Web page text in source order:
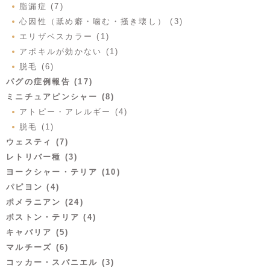
脂漏症 (7)
心因性（舐め癖・噛む・掻き壊し） (3)
エリザベスカラー (1)
アポキルが効かない (1)
脱毛 (6)
パグの症例報告 (17)
ミニチュアピンシャー (8)
アトピー・アレルギー (4)
脱毛 (1)
ウェスティ (7)
レトリバー種 (3)
ヨークシャー・テリア (10)
パピヨン (4)
ポメラニアン (24)
ボストン・テリア (4)
キャバリア (5)
マルチーズ (6)
コッカー・スパニエル (3)